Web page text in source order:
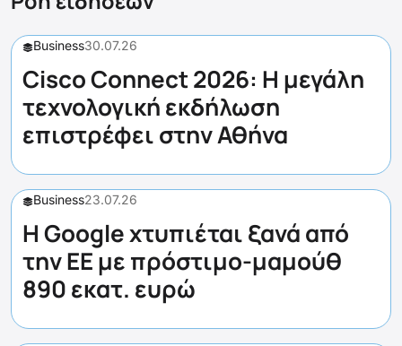
Business30.07.26
Cisco Connect 2026: Η μεγάλη
τεχνολογική εκδήλωση
επιστρέφει στην Αθήνα
Business23.07.26
Η Google χτυπιέται ξανά από
την ΕΕ με πρόστιμο-μαμούθ
890 εκατ. ευρώ